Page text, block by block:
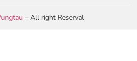
– All right Reserval